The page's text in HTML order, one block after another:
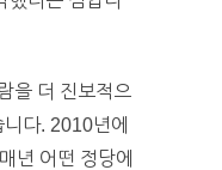
을 더 진보적으
다. 2010년에
년 어떤 정당에